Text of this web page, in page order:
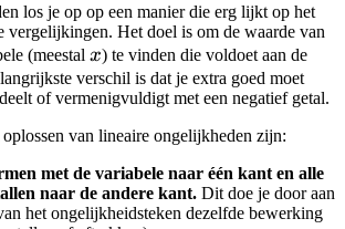
los je op op een manier die erg lijkt op het
vergelijkingen. Het doel is om de waarde van
(meestal x
x) te vinden die voldoet aan de
verschil is dat je extra goed moet
of vermenigvuldigt met een negatief getal.
van lineaire ongelijkheden zijn:
met de variabele naar één kant en alle
naar de andere kant. Dit doe je door aan
het ongelijkheidsteken dezelfde bewerking